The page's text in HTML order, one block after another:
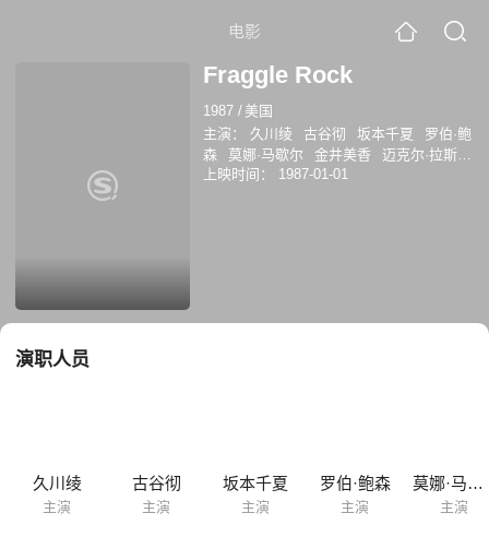
电影
Fraggle Rock
1987 / 美国
主演：
久川绫 古谷彻 坂本千夏
罗伯·鲍
森
莫娜·马歇尔 金井美香
迈克尔·拉斯
金
约翰·斯蒂芬森 芭芭拉·古德森
上映时间： 1987-01-01
演职人员
久川绫
主演
古谷彻
主演
坂本千夏
主演
罗伯·鲍森
主演
莫娜·马歇尔
主演